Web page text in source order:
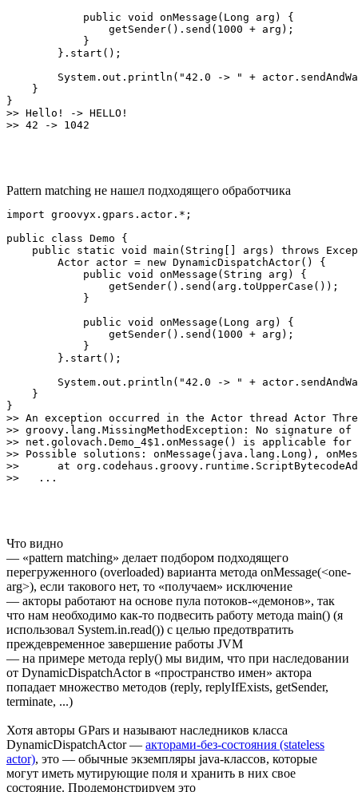
            public void onMessage(Long arg) {
                getSender().send(1000 + arg);
            }
        }.start();
System.out.println("42.0 -> " +
    }
}
>> Hello! -> HELLO!
Pattern matching не нашел подходящего обработчика
import groovyx.gpars.actor.*;
public class Demo {
public static void main(String[] args) throws
        Actor actor = new DynamicDispatchActor() {
            public void onMessage(String arg) {
                getSender().send(arg.toUpperCase());
            }
            public void onMessage(Long arg) {
                getSender().send(1000 + arg);
            }
        }.start();
System.out.println("42.0 -> " +
    }
}
>> An exception occurred in the Actor thread Actor
>> groovy.lang.MissingMethodException: No signature of
>> net.golovach.Demo_4$1.onMessage() is applicable
>> Possible solutions: onMessage(java.lang.Long),
>> 	at org.codehaus.groovy.runtime.ScriptBytecodeAdapter ...
Что видно
— «pattern matching» делает подбором подходящего
перегруженного (overloaded) варианта метода onMessage(<one-
arg>), если такового нет, то «получаем» исключение
— акторы работают на основе пула потоков-«демонов», так
что нам необходимо как-то подвесить работу метода main() (я
использовал System.in.read()) с целью предотвратить
преждевременное завершение работы JVM
— на примере метода reply() мы видим, что при наследовании
от DynamicDispatchActor в «пространство имен» актора
попадает множество методов (reply, replyIfExists, getSender,
terminate, ...)
Хотя авторы GPars и называют наследников класса
DynamicDispatchActor — акторами-без-состояния (stateless
actor), это — обычные экземпляры java-классов, которые
могут иметь мутирующие поля и хранить в них свое
состояние. Продемонстрируем это